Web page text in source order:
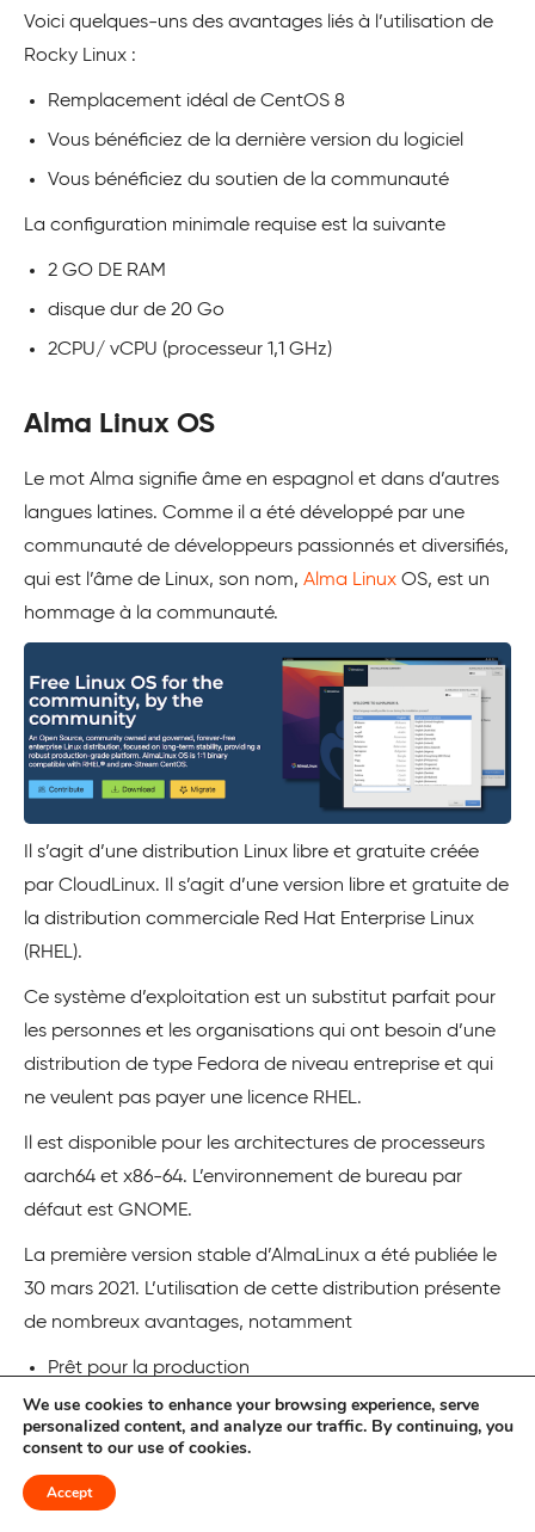
Voici quelques-uns des avantages liés à l’utilisation de
Rocky Linux :
Remplacement idéal de CentOS 8
Vous bénéficiez de la dernière version du logiciel
Vous bénéficiez du soutien de la communauté
La configuration minimale requise est la suivante
2 GO DE RAM
disque dur de 20 Go
2CPU/ vCPU (processeur 1,1 GHz)
Alma Linux OS
Le mot Alma signifie âme en espagnol et dans d’autres
langues latines. Comme il a été développé par une
communauté de développeurs passionnés et diversifiés,
qui est l’âme de Linux, son nom, Alma Linux OS, est un
hommage à la communauté.
Il s’agit d’une distribution Linux libre et gratuite créée
par CloudLinux. Il s’agit d’une version libre et gratuite de
la distribution commerciale Red Hat Enterprise Linux
(RHEL).
Ce système d’exploitation est un substitut parfait pour
les personnes et les organisations qui ont besoin d’une
distribution de type Fedora de niveau entreprise et qui
ne veulent pas payer une licence RHEL.
Il est disponible pour les architectures de processeurs
aarch64 et x86-64. L’environnement de bureau par
défaut est GNOME.
La première version stable d’AlmaLinux a été publiée le
30 mars 2021. L’utilisation de cette distribution présente
de nombreux avantages, notamment
Prêt pour la production
Entièrement prise en charge et toujours gratuite
Facile à changer
La configuration minimale requise est la suivante
We use cookies to enhance your browsing experience, serve
personalized content, and analyze our traffic. By continuing, you
consent to our use of cookies.
Accept